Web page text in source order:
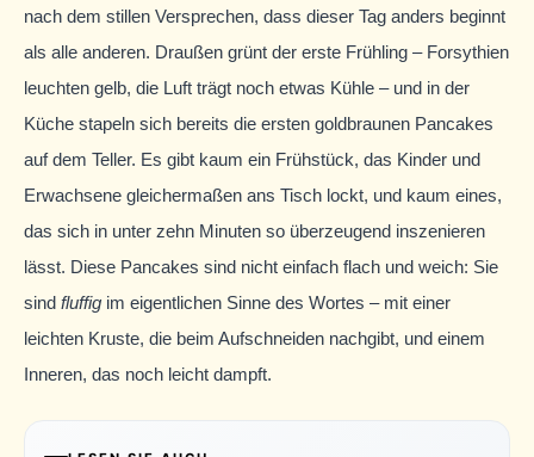
nach dem stillen Versprechen, dass dieser Tag anders beginnt
als alle anderen. Draußen grünt der erste Frühling – Forsythien
leuchten gelb, die Luft trägt noch etwas Kühle – und in der
Küche stapeln sich bereits die ersten goldbraunen Pancakes
auf dem Teller. Es gibt kaum ein Frühstück, das Kinder und
Erwachsene gleichermaßen ans Tisch lockt, und kaum eines,
das sich in unter zehn Minuten so überzeugend inszenieren
lässt. Diese Pancakes sind nicht einfach flach und weich: Sie
sind fluffig im eigentlichen Sinne des Wortes – mit einer
leichten Kruste, die beim Aufschneiden nachgibt, und einem
Inneren, das noch leicht dampft.